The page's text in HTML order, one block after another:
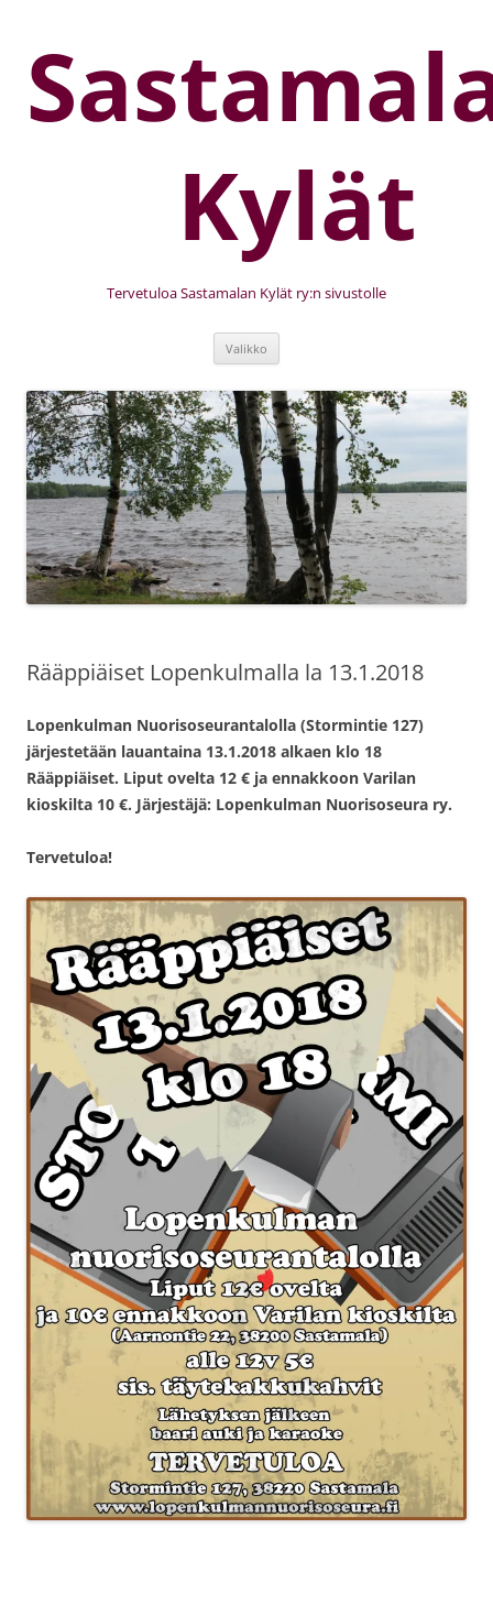
Kylät
Tervetuloa Sastamalan Kylät ry:n sivustolle
Valikko
Rääppiäiset Lopenkulmalla la 13.1.2018
Lopenkulman Nuorisoseurantalolla (Stormintie 127)
järjestetään lauantaina 13.1.2018 alkaen klo 18
Rääppiäiset. Liput ovelta 12 € ja ennakkoon Varilan
kioskilta 10 €. Järjestäjä: Lopenkulman Nuorisoseura ry.
Tervetuloa!